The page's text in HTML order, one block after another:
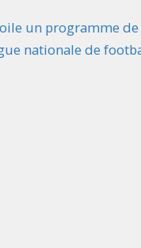
un programme
nationale de